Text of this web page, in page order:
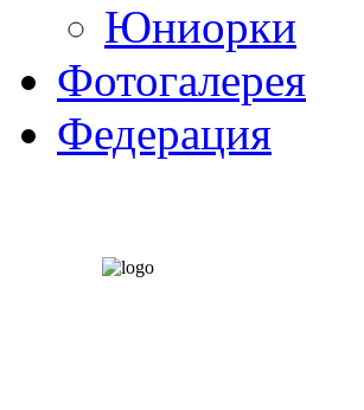
Юниорки
Фотогалерея
Федерация